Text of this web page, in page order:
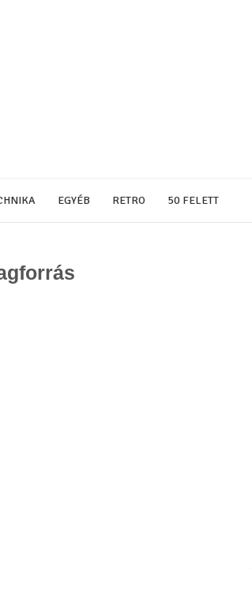
EGYÉB RETRO 50 FELETT